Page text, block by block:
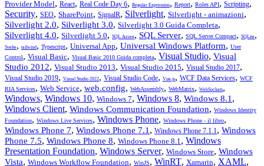
Provider Model, React, Real Code Day 6, Regular Expression, Report, Roles API, Scripting,
Security, SEO, SharePoint, SignalR, Silverlight, Silverlight - animazioni,
Silverlight 2.0, Silverlight 3.0, Silverlight 3.0 Guida Completa,
Silverlight 4.0, Silverlight 5.0, SQL Azure, SQL Server, SQL Server Compact, SQLite,
Svelte, tailwind, Typescript, Universal App, Universal Windows Platform, User
Control, Visual Basic, Visual Basic 2010 Guida completa, Visual Studio, Visual
Studio 2012, Visual Studio 2013, Visual Studio 2015, Visual Studio 2017,
Visual Studio 2019, Visual Studio 2022, Visual Studio Code, Vue.js, WCF Data Services, WCF
RIA Services, Web Service, web.config, WebAssembly, WebMatrix, WebSockets,
Windows, Windows 10, Windows 7, Windows 8, Windows 8.1,
Windows Client, Windows Communication Foundation, Windows Identity
Foundation, Windows Live Services, Windows Phone, Windows Phone - il libro,
Windows Phone 7, Windows Phone 7.1, Windows Phone 7.1.1, Windows
Phone 7.5, Windows Phone 8, Windows Phone 8.1, Windows
Presentation Foundation, Windows Server, Windows Store, Windows
Vista, Windows Workflow Foundation, WinJS, WinRT, Xamarin, XAML,